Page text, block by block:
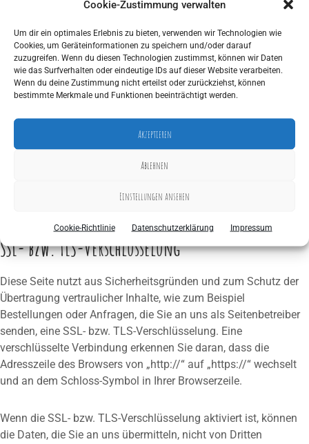
Cookie-Zustimmung verwalten
Um dir ein optimales Erlebnis zu bieten, verwenden wir Technologien wie
Cookies, um Geräteinformationen zu speichern und/oder darauf
zuzugreifen. Wenn du diesen Technologien zustimmst, können wir Daten
wie das Surfverhalten oder eindeutige IDs auf dieser Website verarbeiten.
Wenn du deine Zustimmung nicht erteilst oder zurückziehst, können
bestimmte Merkmale und Funktionen beeinträchtigt werden.
Akzeptieren
Ablehnen
Einstellungen ansehen
Cookie-Richtlinie Datenschutzerklärung Impressum
verwaltungsrechtlicher oder gerichtlicher Rechtsbehelfe.
Recht auf Daten­übertrag­barkeit
Einwilligung oder in Erfüllung eines Vertrags automatisiert
verarbeiten, an sich oder an einen Dritten in einem gängigen,
Verantwortlichen verlangen, erfolgt dies nur, soweit es
SSL- bzw. TLS-Verschlüsselung
Diese Seite nutzt aus Sicherheitsgründen und zum Schutz der
Übertragung vertraulicher Inhalte, wie zum Beispiel
Bestellungen oder Anfragen, die Sie an uns als Seitenbetreiber
senden, eine SSL- bzw. TLS-Verschlüsselung. Eine
verschlüsselte Verbindung erkennen Sie daran, dass die
Adresszeile des Browsers von „http://“ auf „https://“ wechselt
und an dem Schloss-Symbol in Ihrer Browserzeile.
Wenn die SSL- bzw. TLS-Verschlüsselung aktiviert ist, können
die Daten, die Sie an uns übermitteln, nicht von Dritten